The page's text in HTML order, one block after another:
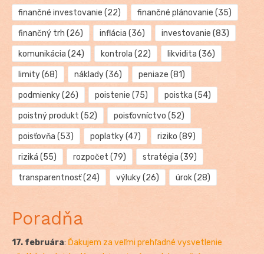
finančné investovanie (22) finančné plánovanie (35)
finančný trh (26) inflácia (36) investovanie (83)
komunikácia (24) kontrola (22) likvidita (36)
limity(68) náklady(36) peniaze (81)
podmienky(26) poistenie (75) poistka (54)
poistný produkt (52) poisťovníctvo (52)
poisťovňa (53) poplatky(47) riziko (89)
riziká (55) rozpočet (79) stratégia (39)
transparentnosť(24) výluky(26) úrok(28)
Poradňa
17. februára: Ďakujem za veľmi prehľadné vysvetlenie